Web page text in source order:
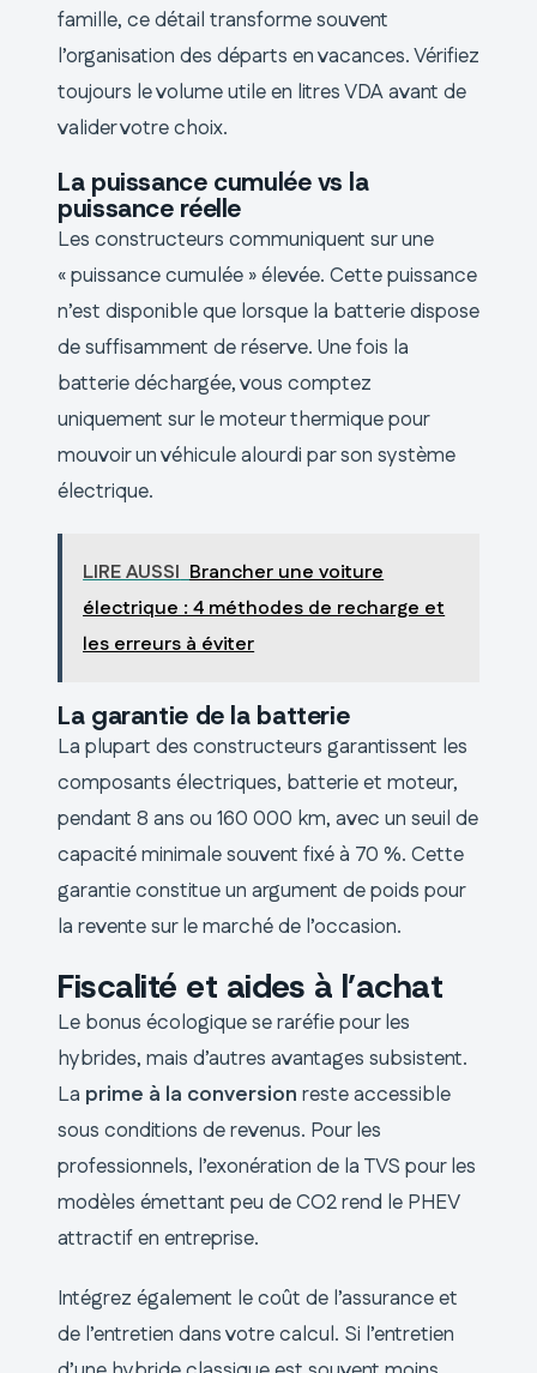
famille, ce détail transforme souvent
l’organisation des départs en vacances. Vérifiez
toujours le volume utile en litres VDA avant de
valider votre choix.
La puissance cumulée vs la
puissance réelle
Les constructeurs communiquent sur une
« puissance cumulée » élevée. Cette puissance
n’est disponible que lorsque la batterie dispose
de suffisamment de réserve. Une fois la
batterie déchargée, vous comptez
uniquement sur le moteur thermique pour
mouvoir un véhicule alourdi par son système
électrique.
LIRE AUSSI Brancher une voiture
électrique : 4 méthodes de recharge et
les erreurs à éviter
La garantie de la batterie
La plupart des constructeurs garantissent les
composants électriques, batterie et moteur,
pendant 8 ans ou 160 000 km, avec un seuil de
capacité minimale souvent fixé à 70 %. Cette
garantie constitue un argument de poids pour
la revente sur le marché de l’occasion.
Fiscalité et aides à l’achat
Le bonus écologique se raréfie pour les
hybrides, mais d’autres avantages subsistent.
La prime à la conversion reste accessible
sous conditions de revenus. Pour les
professionnels, l’exonération de la TVS pour les
modèles émettant peu de CO2 rend le PHEV
attractif en entreprise.
Intégrez également le coût de l’assurance et
de l’entretien dans votre calcul. Si l’entretien